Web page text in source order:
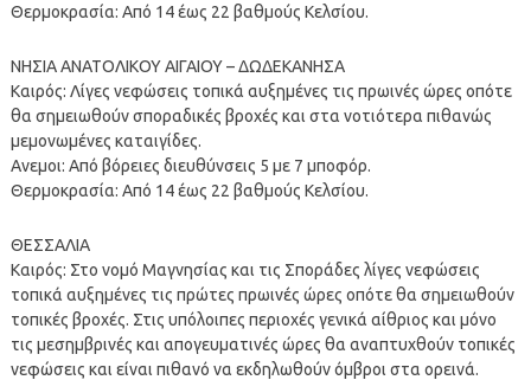
Θερμοκρασία: Από 14 έως 22 βαθμούς Κελσίου.
ΝΗΣΙΑ ΑΝΑΤΟΛΙΚΟΥ ΑΙΓΑΙΟΥ – ΔΩΔΕΚΑΝΗΣΑ
Καιρός: Λίγες νεφώσεις τοπικά αυξημένες τις πρωινές ώρες οπότε
θα σημειωθούν σποραδικές βροχές και στα νοτιότερα πιθανώς
μεμονωμένες καταιγίδες.
Ανεμοι: Από βόρειες διευθύνσεις 5 με 7 μποφόρ.
Θερμοκρασία: Από 14 έως 22 βαθμούς Κελσίου.
ΘΕΣΣΑΛΙΑ
Καιρός: Στο νομό Μαγνησίας και τις Σποράδες λίγες νεφώσεις
τοπικά αυξημένες τις πρώτες πρωινές ώρες οπότε θα σημειωθούν
τοπικές βροχές. Στις υπόλοιπες περιοχές γενικά αίθριος και μόνο
τις μεσημβρινές και απογευματινές ώρες θα αναπτυχθούν τοπικές
νεφώσεις και είναι πιθανό να εκδηλωθούν όμβροι στα ορεινά.